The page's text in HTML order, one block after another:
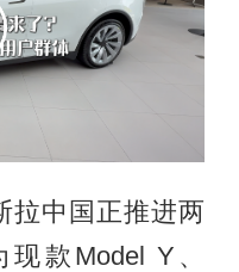
拉中国正推进两
款Model Y、